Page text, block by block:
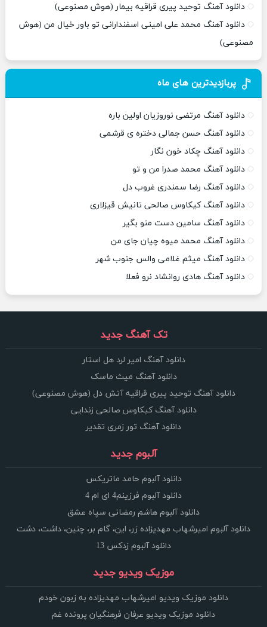
دانلود آهنگ توحید پیری قراقیه بیمار (هوش مصنوعی)
دانلود آهنگ محمد علی امینی اسفندارانی تو باور خیال من (هوش
مصنوعی)
پربازدیدترین های ماه
دانلود آهنگ مرتضی نوروزیان اولین باره
دانلود آهنگ حسن جمالی دختره ی قرشمی
دانلود آهنگ چکاد خون نگار
دانلود آهنگ محمد صدرا من و تو
دانلود آهنگ رضا سمندری غروب دل
دانلود آهنگ کیکاوس صالحی تانیش قیزلاری
دانلود آهنگ سامین دست منو بگیر
دانلود آهنگ محمد میوه چیان جای من
دانلود آهنگ میثم غلامی والس جنوب شهر
دانلود آهنگ هادی روانشاد نرو فعلا
تک آهنگ جدید
دانلود آهنگ امیر لرد هل استار
دانلود آهنگ میث ماسک
دانلود آهنگ توحید پیری قراقیه آتش دل (هوش مصنوعی)
دانلود آهنگ کیکاوس صالحی زندایی
دانلود آهنگ تور زمری تقدیر
آلبوم جدید
دانلود آلبوم حامد ماتریکس
دانلود آلبوم فرزینم4 ای ام 4
دانلود آلبوم هاشم رمضانی سپاه عشق
دانلود آلبوم امیرشهاب مهدیزاده زر، این، گام بر، چنین، داشت، دشت
دانلود آلبوم زدکس 13
موزیک ویدیو جدید
دانلود موزیک ویدیو امیرشهاب مهدیزاده به زبون خودم
دانلود موزیک ویدیو عرفان فرهنگیان پرونده غم